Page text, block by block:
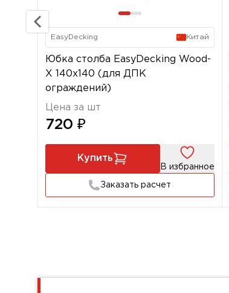
EasyDecking Китай
Юбка столба EasyDecking Wood-
X 140х140 (для ДПК
ограждений)
Цена за шт
720 ₽
Купить
В избранное
Заказать расчет